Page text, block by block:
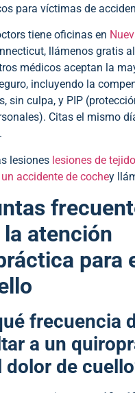
para víctimas de
tiene oficinas en
llámenos gratis al
médicos aceptan la
incluyendo la
sin culpa, y PIP
Citas el mismo
lesiones lesiones de
accidente de cochey
atención
para
frecuencia
a un
dolor de